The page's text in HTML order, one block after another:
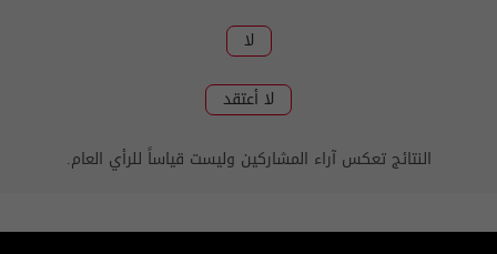
لا
لا أعتقد
النتائج تعكس آراء المشاركين وليست قياساً للرأي العام.